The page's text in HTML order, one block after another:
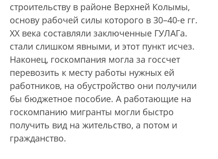
строительству в районе Верхней Колымы,
основу рабочей силы которого в 30–40-е гг.
XX века составляли заключенные ГУЛАГа.
стали слишком явными, и этот пункт исчез.
Наконец, госкомпания могла за госсчет
перевозить к месту работы нужных ей
работников, на обустройство они получили
бы бюджетное пособие. А работающие на
госкомпанию мигранты могли быстро
получить вид на жительство, а потом и
гражданство.